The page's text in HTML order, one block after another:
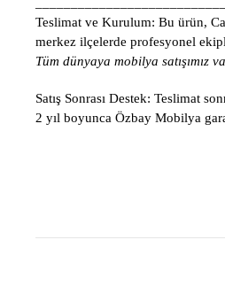
Teslimat ve Kurulum: Bu ürün,
merkez ilçelerde profesyonel
Tüm dünyaya mobilya satışımız
Satış Sonrası Destek: Teslimat
2 yıl boyunca Özbay Mobilya